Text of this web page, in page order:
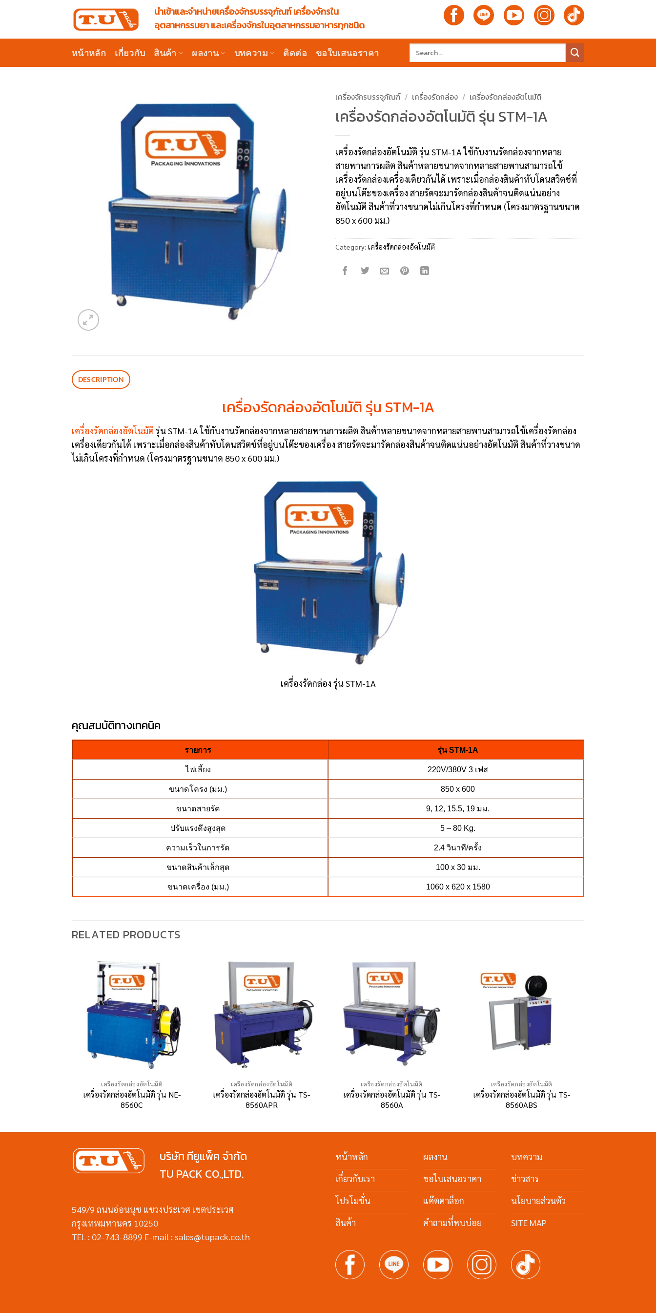
นำเข้าและจำหน่ายเครื่องจักรบรรจุภัณฑ์ เครื่องจักรใน
อุตสาหกรรมยา และเครื่องจักรในอุตสาหกรรมอาหารทุกชนิด
หน้าหลัก เกี่ยวกับ สินค้า ผลงาน บทความ ติดต่อ ขอใบเสนอราคา
Search
for:
เครื่องจักรบรรจุภัณฑ์ / เครื่องรัดกล่อง / เครื่องรัดกล่องอัตโนมัติ
เครื่องรัดกล่องอัตโนมัติ รุ่น STM-1A
เครื่องรัดกล่องอัตโนมัติ รุ่น STM-1A ใช้กับงานรัดกล่องจากหลาย
สายพานการผลิต สินค้าหลายขนาดจากหลายสายพานสามารถใช้
เครื่องรัดกล่องเครื่องเดียวกันได้ เพราะเมื่อกล่องสินค้าทับโดนสวิตช์ที่
อยู่บนโต๊ะของเครื่อง สายรัดจะมารัดกล่องสินค้าจนติดแน่นอย่าง
อัตโนมัติ สินค้าที่วางขนาดไม่เกินโครงที่กำหนด (โครงมาตรฐานขนาด
850 x 600 มม.)
Category: เครื่องรัดกล่องอัตโนมัติ
DESCRIPTION
เครื่องรัดกล่องอัตโนมัติ รุ่น STM-1A
เครื่องรัดกล่องอัตโนมัติ รุ่น STM-1A ใช้กับงานรัดกล่องจากหลายสายพานการผลิต สินค้าหลายขนาดจากหลายสายพานสามารถใช้เครื่องรัดกล่อง
เครื่องเดียวกันได้ เพราะเมื่อกล่องสินค้าทับโดนสวิตช์ที่อยู่บนโต๊ะของเครื่อง สายรัดจะมารัดกล่องสินค้าจนติดแน่นอย่างอัตโนมัติ สินค้าที่วางขนาด
ไม่เกินโครงที่กำหนด (โครงมาตรฐานขนาด 850 x 600 มม.)
เครื่องรัดกล่อง รุ่น STM-1A
คุณสมบัติทางเทคนิค
รายการ รุ่น STM-1A
ไฟเลี้ยง 220V/380V 3 เฟส
ขนาดโครง (มม.) 850 x 600
ขนาดสายรัด 9, 12, 15.5, 19 มม.
ปรับแรงดึงสูงสุด 5 – 80 Kg.
ความเร็วในการรัด 2.4 วินาที/ครั้ง
ขนาดสินค้าเล็กสุด 100 x 30 มม.
ขนาดเครื่อง (มม.) 1060 x 620 x 1580
RELATED PRODUCTS
เครื่องรัดกล่องอัตโนมัติ
เครื่องรัดกล่องอัตโนมัติ รุ่น NE-
8560C
เครื่องรัดกล่องอัตโนมัติ
เครื่องรัดกล่องอัตโนมัติ รุ่น TS-
8560APR
เครื่องรัดกล่องอัตโนมัติ
เครื่องรัดกล่องอัตโนมัติ รุ่น TS-
8560A
เครื่องรัดกล่องอัตโนมัติ
เครื่องรัดกล่องอัตโนมัติ รุ่น TS-
8560ABS
บริษัท ทียูแพ็ค จำกัด
TU PACK CO.,LTD.
549/9 ถนนอ่อนนุช แขวงประเวศ เขตประเวศ
กรุงเทพมหานคร 10250
TEL : 02-743-8899 E-mail : sales@tupack.co.th
หน้าหลัก
เกี่ยวกับเรา
โปรโมชั่น
สินค้า
ผลงาน
ขอใบเสนอราคา
แค๊ตตาล็อก
คำถามที่พบบ่อย
บทความ
ข่าวสาร
นโยบายส่วนตัว
SITE MAP